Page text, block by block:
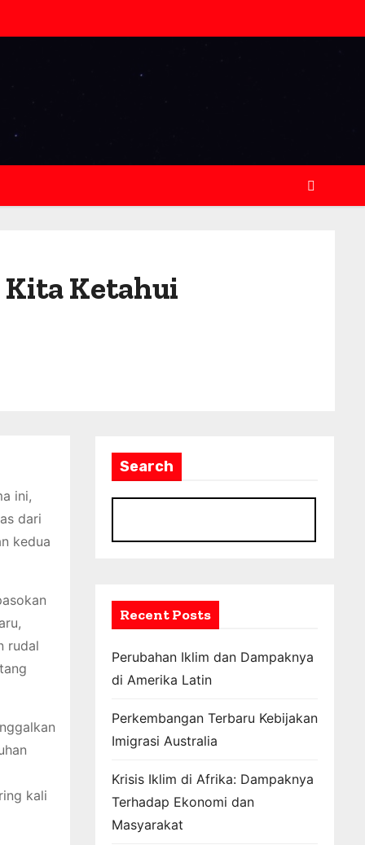
Ketahui
ini,
dari
kedua
rudal
kali
Search
Recent Posts
Perubahan Iklim dan Dampaknya
di Amerika Latin
Perkembangan Terbaru Kebijakan
Imigrasi Australia
Krisis Iklim di Afrika: Dampaknya
Terhadap Ekonomi dan
Masyarakat